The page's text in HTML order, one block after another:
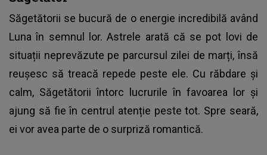
Săgetătorii se bucură de o energie incredibilă având
Luna în semnul lor. Astrele arată că se pot lovi de
situații neprevăzute pe parcursul zilei de marți, însă
reușesc să treacă repede peste ele. Cu răbdare și
calm, Săgetătorii întorc lucrurile în favoarea lor și
ajung să fie în centrul atenție peste tot. Spre seară,
ei vor avea parte de o surpriză romantică.